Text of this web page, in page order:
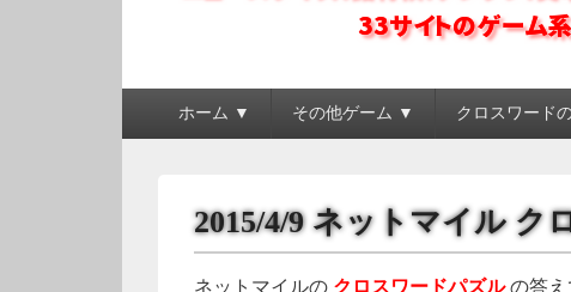
ポイントサイトゲー
ホーム ▼ その他ゲーム ▼ クロスワード
2015/4/9 ネットマイル ク
ネットマイルの クロスワードパズルの答え